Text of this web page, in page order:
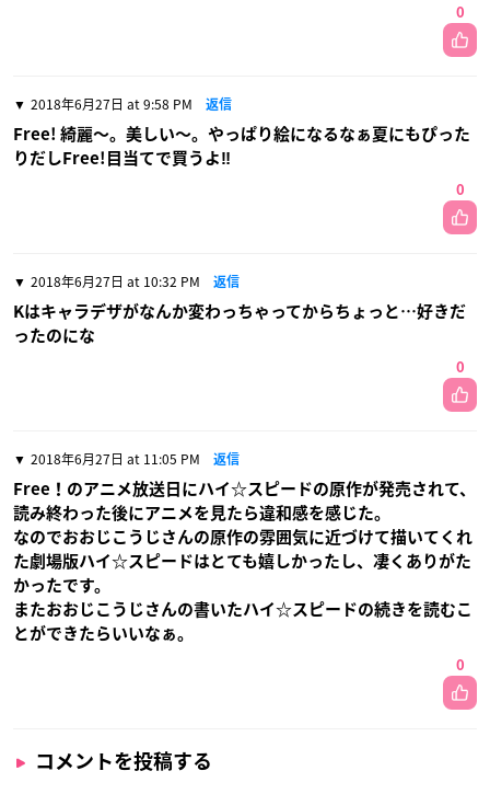
0
2018年6月27日 at 9:58 PM 返信
Free! 綺麗〜。美しい〜。やっぱり絵になるなぁ夏にもぴった
りだしFree!目当てで買うよ‼︎
0
2018年6月27日 at 10:32 PM 返信
Kはキャラデザがなんか変わっちゃってからちょっと…好きだ
ったのにな
0
2018年6月27日 at 11:05 PM 返信
Free！のアニメ放送日にハイ☆スピードの原作が発売されて、
読み終わった後にアニメを見たら違和感を感じた。
なのでおおじこうじさんの原作の雰囲気に近づけて描いてくれ
た劇場版ハイ☆スピードはとても嬉しかったし、凄くありがた
かったです。
またおおじこうじさんの書いたハイ☆スピードの続きを読むこ
とができたらいいなぁ。
0
コメントを投稿する